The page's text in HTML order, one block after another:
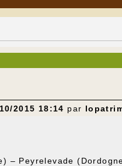
2015 18:14 par
– Peyrelevade